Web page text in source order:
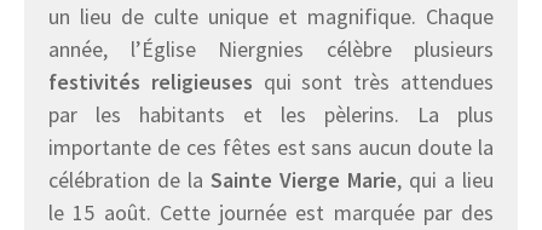
un lieu de culte unique et magnifique. Chaque
année, l’Église Niergnies célèbre plusieurs
festivités religieuses qui sont très attendues
par les habitants et les pèlerins. La plus
importante de ces fêtes est sans aucun doute la
célébration de la Sainte Vierge Marie, qui a lieu
le 15 août. Cette journée est marquée par des